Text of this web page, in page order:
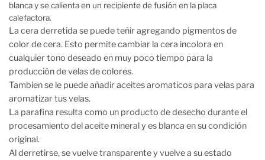
blanca y se calienta en un recipiente de fusión en la placa
calefactora.
La cera derretida se puede teñir agregando pigmentos de
color de cera. Esto permite cambiar la cera incolora en
cualquier tono deseado en muy poco tiempo para la
producción de velas de colores.
Tambien se le puede añadir aceites aromaticos para velas para
aromatizar tus velas.
La parafina resulta como un producto de desecho durante el
procesamiento del aceite mineral y es blanca en su condición
original.
Al derretirse, se vuelve transparente y vuelve a su estado